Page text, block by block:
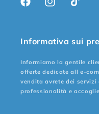
FacebookInstagramTikTok
Informativa sui
Informiamo la gentile
offerte dedicate all e-
vendita avrete dei
professionalità e